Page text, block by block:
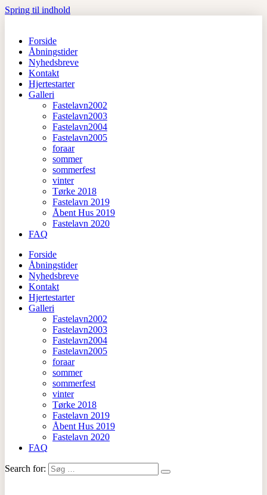
Spring til indhold
Forside
Åbningstider
Nyhedsbreve
Kontakt
Hjertestarter
Galleri
Fastelavn2002
Fastelavn2003
Fastelavn2004
Fastelavn2005
foraar
sommer
sommerfest
vinter
Tørke 2018
Fastelavn 2019
Åbent Hus 2019
Fastelavn 2020
FAQ
Forside
Åbningstider
Nyhedsbreve
Kontakt
Hjertestarter
Galleri
Fastelavn2002
Fastelavn2003
Fastelavn2004
Fastelavn2005
foraar
sommer
sommerfest
vinter
Tørke 2018
Fastelavn 2019
Åbent Hus 2019
Fastelavn 2020
FAQ
Search for: